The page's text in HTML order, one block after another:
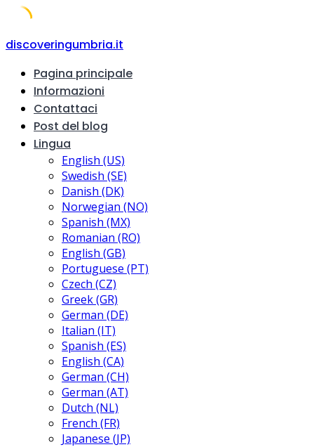
Skip
content
discoveringumbria.it
Pagina principale
Informazioni
Contattaci
Post del blog
Lingua
English (US)
Swedish (SE)
Danish (DK)
Norwegian (NO)
Spanish (MX)
Romanian (RO)
English (GB)
Portuguese (PT)
Czech (CZ)
Greek (GR)
German (DE)
Italian (IT)
Spanish (ES)
English (CA)
German (CH)
German (AT)
Dutch (NL)
French (FR)
Japanese (JP)